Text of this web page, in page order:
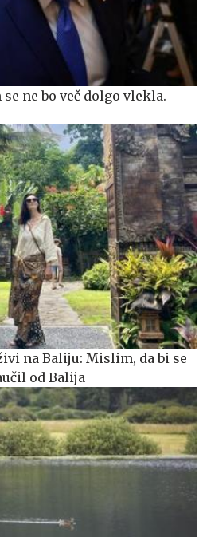
ne bo več dolgo vlekla.
na Baliju: Mislim, da bi se
od Balija